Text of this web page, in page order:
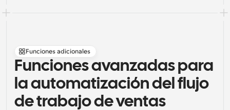
Funciones adicionales
Funciones avanzadas para
la automatización del flujo
de trabajo de ventas